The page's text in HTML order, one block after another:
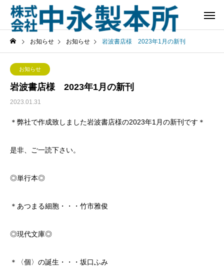
お知らせ お知らせ 岩波書店様 2023年1月の新刊
お知らせ
岩波書店様 2023年1月の新刊
2023.01.31
＊弊社で作成致しました岩波書店様の2023年1月の新刊です＊
是非、ご一読下さい。
◎単行本◎
＊あつまる細胞・・・竹市雅俊
◎現代文庫◎
＊〈個〉の誕生・・・坂口ふみ